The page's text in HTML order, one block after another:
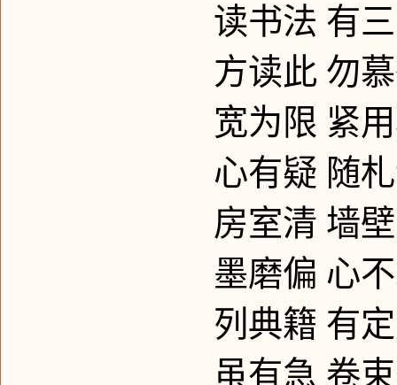
读书法 有
方读此 勿
宽为限 紧
心有疑 随
房室清 墙
墨磨偏 心
列典籍 有
虽有急 卷